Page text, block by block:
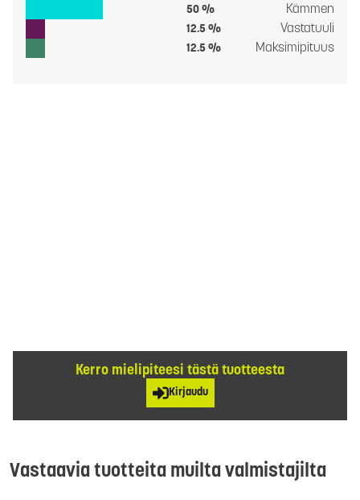
50 % Kämmen
12.5 % Vastatuuli
12.5 % Maksimipituus
Kerro mielipiteesi tästä tuotteesta
Kirjaudu
Vastaavia tuotteita muilta valmistajilta